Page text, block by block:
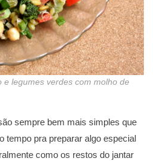
legumes verdes com molho de
sempre bem mais simples que
tempo pra preparar algo especial
como os restos do jantar